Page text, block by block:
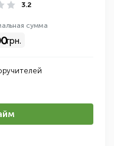
3.2
сумма
грн.